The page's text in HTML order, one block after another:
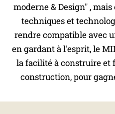
moderne & Design" ,
techniques et
rendre compatible avec
en gardant à l'esprit, le
la facilité à construire et
construction, pour